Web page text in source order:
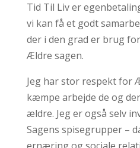
Tid Til Liv er
vi kan få et godt
der i den grad er brug
Ældre sagen.
Jeg har stor respekt for
kæmpe arbejde de og
ældre. Jeg er også selv
Sagens spisegrupper –